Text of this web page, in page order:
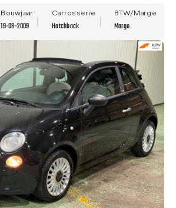
Bouwjaar
19-06-2009
Carrosserie
Hatchback
BTW/Marge
Marge